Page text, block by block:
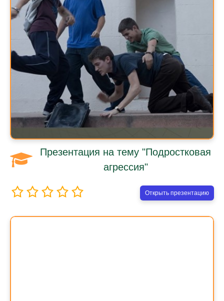
Презентация на тему "Подростковая
агрессия"
Открыть презентацию